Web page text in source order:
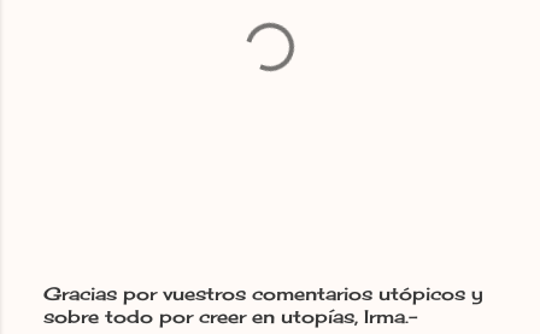
P
Gracias por vuestros comentarios utópicos y
sobre todo por creer en utopías, Irma.-